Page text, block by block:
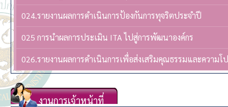
024.รายงานผลการดำเนินการป้องกันการทุจริตประจำปี
025 การนำผลการประเมิน ITA ไปสู่การพัฒนาองค์กร
026.รายงานผลการดำเนินการเพื่อส่งเสริมคุณธรรมและความ
งานการเจ้าหน้าที่